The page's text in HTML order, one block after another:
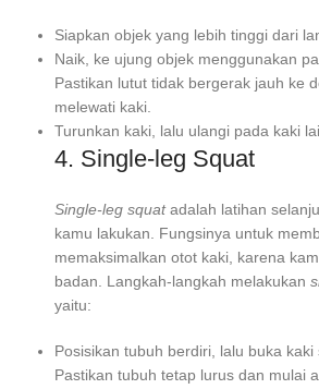
Siapkan objek yang lebih tinggi dari
Naik, ke ujung objek menggunakan
Pastikan lutut tidak bergerak jauh ke
melewati kaki.
Turunkan kaki, lalu ulangi pada kaki
4. Single-leg Squat
Single-leg squatadalah latihan
kamu lakukan. Fungsinya untuk
memaksimalkan otot kaki, karena
badan. Langkah-langkah melakukan
yaitu:
Posisikan tubuh berdiri, lalu buka kaki
Pastikan tubuh tetap lurus dan mulai